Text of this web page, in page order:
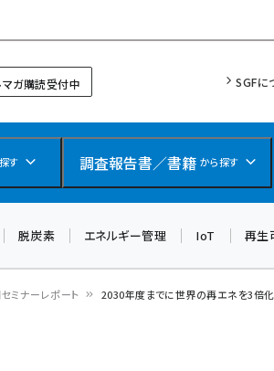
マガ購読受付中 SGFに
す 調査報告書／書籍 から探す
脱炭素 エネルギー管理 IoT 再生
ミナーレポート 2030年度までに世界の再エネを3倍化